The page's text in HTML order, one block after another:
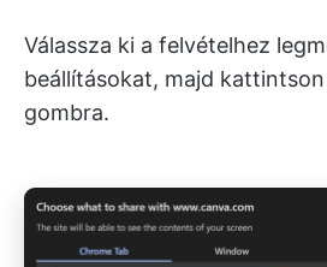
Válassza ki a felvételhez
beállításokat, majd kattintson
gombra.